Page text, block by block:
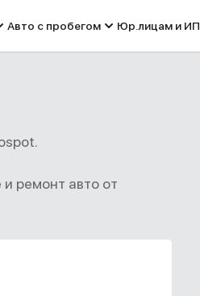
Авто с пробегом Юр.лицам и ИП
ремонт авто от